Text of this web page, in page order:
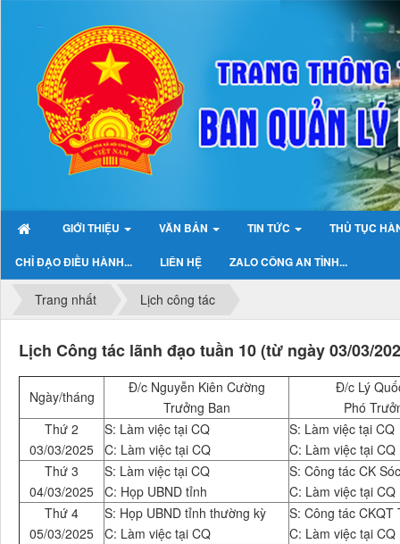
GIỚI THIỆU VĂN BẢN TIN TỨC THỦ TỤC
CHỈ ĐẠO ĐIỀU HÀNH... LIÊN HỆ ZALO CÔNG AN TỈNH...
Trang nhất Lịch công tác
Lịch Công tác lãnh đạo tuần 10 (từ ngày 03/03/
Ngày/tháng
Đ/c Nguyễn Kiên Cường
Trưởng Ban
Đ/c Lý
Phó
Thứ 2
03/03/2025
S: Làm việc tại CQ
C: Làm việc tại CQ
S: Làm việc tại CQ
C: Làm việc tại CQ
Thứ 3
04/03/2025
S: Làm việc tại CQ
C: Họp UBND tỉnh
S: Công tác CK
C: Làm việc tại CQ
Thứ 4
05/03/2025
S: Họp UBND tỉnh thường kỳ
C: Làm việc tại CQ
S: Công tác CKQT
C: Làm việc tại CQ